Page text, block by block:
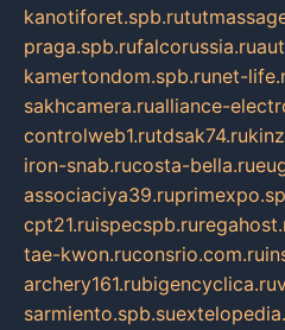
kanotiforet.spb.ru
praga.spb.rufalcorussia.ru
kamertondom.spb.runet-
sakhcamera.rualliance-
controlweb1.rutdsak74.ru
iron-snab.rucosta-bella.ru
associaciya39.ru
cpt21.ruispecspb.ru
tae-kwon.ruconsrio.com.ru
archery161.rubigencyclica.ru
sarmiento.spb.su